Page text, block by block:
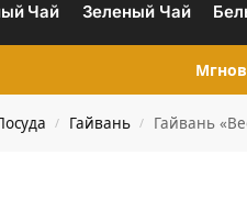
Чай Зеленый Чай
/ Гайвань / Гайвань